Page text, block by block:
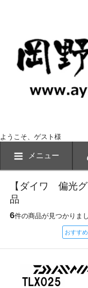
ようこそ、ゲスト様
メニュー
【ダイワ 偏光
品
6件の商品が見つかりま
おすす